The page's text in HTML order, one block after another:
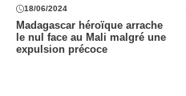
18/06/2024
Madagascar héroïque arrache
le nul face au Mali malgré une
expulsion précoce